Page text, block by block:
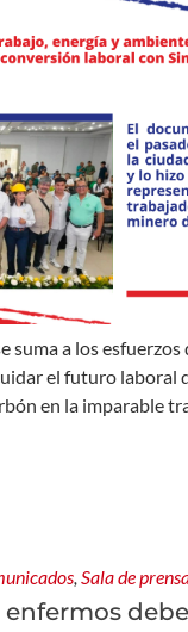
suma a los esfuerzos
el futuro laboral
en la imparable
, Sala de
enfermos